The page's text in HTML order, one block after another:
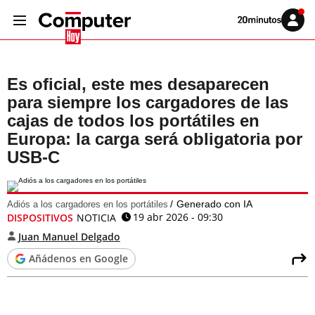
Volver
Iniciar
sesión
Es oficial, este mes desaparecen
para siempre los cargadores de las
cajas de todos los portátiles en
Europa: la carga será obligatoria por
USB-C
Adiós a los cargadores en los portátiles Generado con IA
DISPOSITIVOS NOTICIA
19 abr 2026 - 09:30
Juan Manuel Delgado
Añádenos en Google